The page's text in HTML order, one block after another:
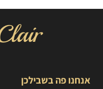
אנחנו פה בשבילכן